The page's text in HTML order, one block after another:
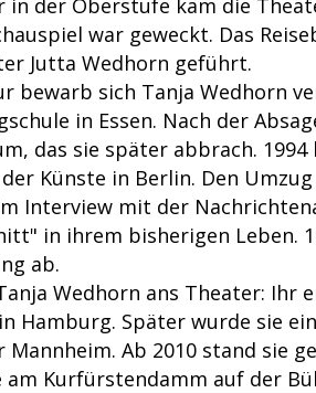
in der Oberstufe kam die
war geweckt. Das
Jutta Wedhorn geführt.
bewarb sich Tanja Wedhorn
in Essen. Nach der
das sie später abbrach.
Künste in Berlin. Den
Interview mit der
in ihrem bisherigen Leben.
ab.
Wedhorn ans Theater: Ihr
Hamburg. Später wurde sie
Ab 2010 stand sie
am Kurfürstendamm auf der